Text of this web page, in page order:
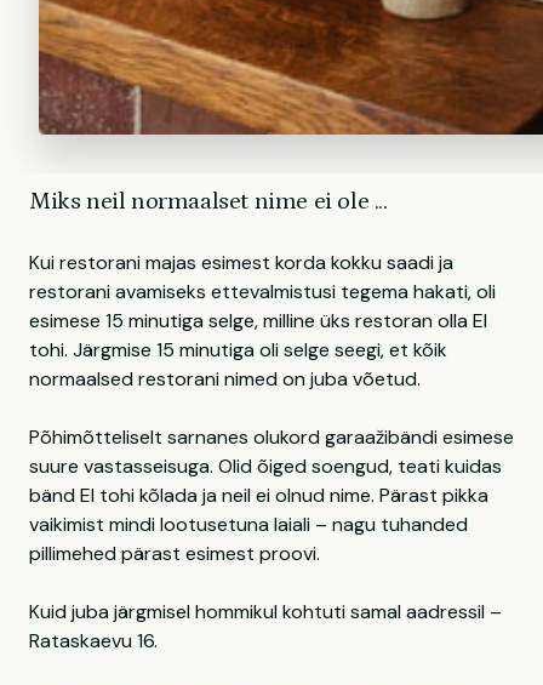
Miks neil normaalset nime ei ole ...
Kui restorani majas esimest korda kokku saadi ja
restorani avamiseks ettevalmistusi tegema hakati, oli
esimese 15 minutiga selge, milline üks restoran olla EI
tohi. Järgmise 15 minutiga oli selge seegi, et kõik
normaalsed restorani nimed on juba võetud.
Põhimõtteliselt sarnanes olukord garaažibändi esimese
suure vastasseisuga. Olid õiged soengud, teati kuidas
bänd EI tohi kõlada ja neil ei olnud nime. Pärast pikka
vaikimist mindi lootusetuna laiali – nagu tuhanded
pillimehed pärast esimest proovi.
Kuid juba järgmisel hommikul kohtuti samal aadressil –
Rataskaevu 16.